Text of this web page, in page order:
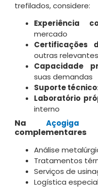
trefilados, considere:
Experiência
mercado
Certificações
outras relevantes
Capacidade
suas demandas
Suporte técnico
Laboratório
interno
Na Açogiga
complementares
Análise
Tratamentos
Serviços de
Logística